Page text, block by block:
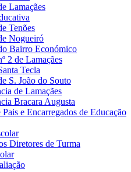
Lamaçães
Tenões
Nogueiró
Bairro Económico
2 de Lamaçães
Tecla
S. João do Souto
de Lamaçães
Bracara Augusta
Pais e Encarregados de Educação
Diretores de Turma